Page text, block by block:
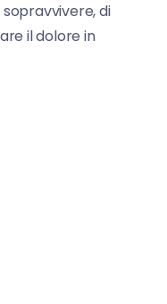
di
il dolore in